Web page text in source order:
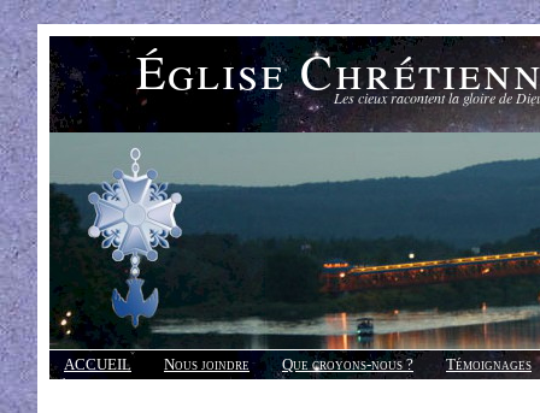
Église Les cieux racontent la gloire de
ACCUEIL Nous joindre Que croyons-nous ?
Témoignages
Réponses